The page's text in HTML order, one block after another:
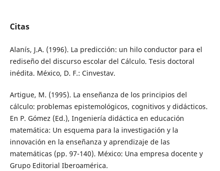
Citas
Alanís, J.A. (1996). La predicción: un hilo conductor para el
rediseño del discurso escolar del Cálculo. Tesis doctoral
inédita. México, D. F.: Cinvestav.
Artigue, M. (1995). La enseñanza de los principios del
cálculo: problemas epistemológicos, cognitivos y didácticos.
En P. Gómez (Ed.), Ingeniería didáctica en educación
matemática: Un esquema para la investigación y la
innovación en la enseñanza y aprendizaje de las
matemáticas (pp. 97-140). México: Una empresa docente y
Grupo Editorial Iberoamérica.